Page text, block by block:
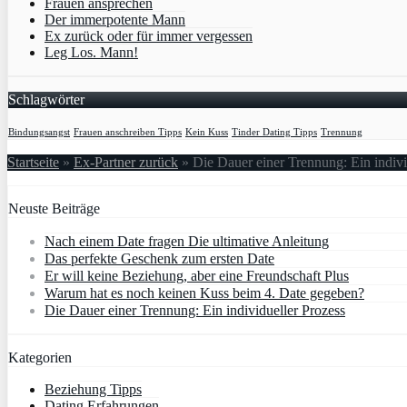
Frauen ansprechen
Der immerpotente Mann
Ex zurück oder für immer vergessen
Leg Los. Mann!
Schlagwörter
Bindungsangst Frauen anschreiben Tipps Kein Kuss Tinder Dating Tipps Trennung
Startseite » Ex-Partner zurück » Die Dauer einer Trennung: Ein
Neuste Beiträge
Nach einem Date fragen Die ultimative Anleitung
Das perfekte Geschenk zum ersten Date
Er will keine Beziehung, aber eine Freundschaft Plus
Warum hat es noch keinen Kuss beim 4. Date gegeben?
Die Dauer einer Trennung: Ein individueller Prozess
Kategorien
Beziehung Tipps